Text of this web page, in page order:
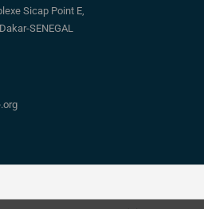
Sicap Point E,
SENEGAL